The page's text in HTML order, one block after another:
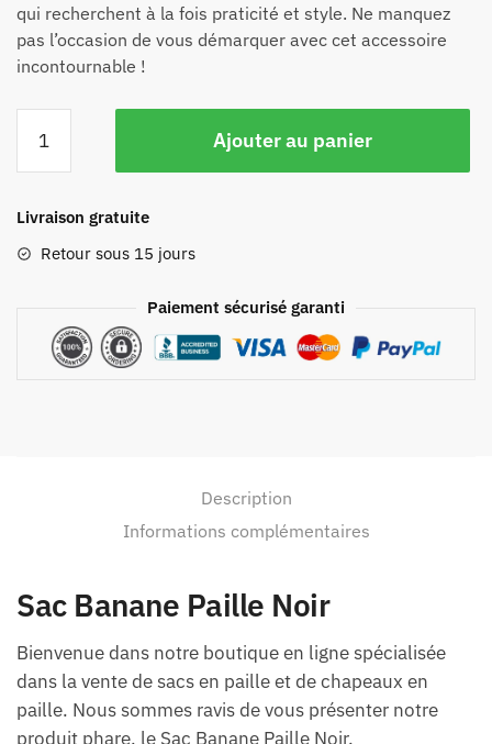
qui recherchent à la fois praticité et style. Ne manquez
pas l’occasion de vous démarquer avec cet accessoire
incontournable !
Ajouter au panier
Livraison gratuite
Retour sous 15 jours
Paiement sécurisé garanti
Description
Informations complémentaires
Sac Banane Paille Noir
Bienvenue dans notre boutique en ligne spécialisée
dans la vente de sacs en paille et de chapeaux en
paille. Nous sommes ravis de vous présenter notre
produit phare, le Sac Banane Paille Noir.